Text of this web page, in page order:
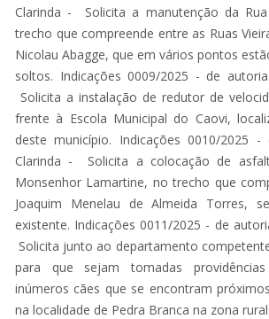
Clarinda - Solicita a manutenção da
trecho que compreende entre as Ruas
Nicolau Abagge, que em vários pontos
soltos. Indicações 0009/2025 - de
Solicita a instalação de redutor de
frente à Escola Municipal do Caovi,
deste município. Indicações 0010/2025
Clarinda - Solicita a colocação de
Monsenhor Lamartine, no trecho que
Joaquim Menelau de Almeida Torres,
existente. Indicações 0011/2025 - de
Solicita junto ao departamento
para que sejam tomadas
inúmeros cães que se encontram
na localidade de Pedra Branca na zona